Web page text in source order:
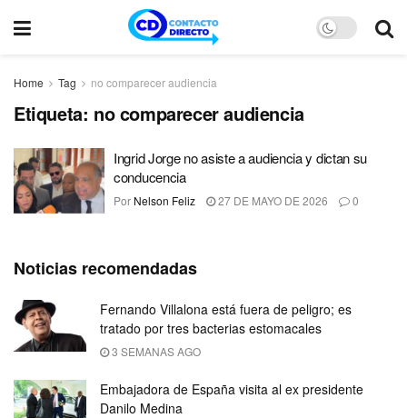
Home Tag no comparecer audiencia
Etiqueta: no comparecer audiencia
Ingrid Jorge no asiste a audiencia y dictan su
conducencia
Por Nelson Feliz 27 DE MAYO DE 2026 0
Noticias recomendadas
Fernando Villalona está fuera de peligro; es
tratado por tres bacterias estomacales
3 SEMANAS AGO
Embajadora de España visita al ex presidente
Danilo Medina